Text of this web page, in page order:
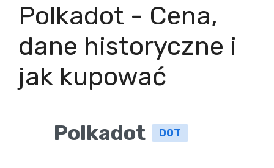
Polkadot - Cena,
dane historyczne i
jak kupować
Polkadot DOT